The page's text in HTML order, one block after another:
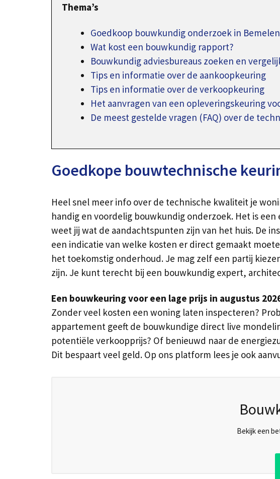
Thema’s
Goedkoop bouwkundig onderzoek in
Wat kost een bouwkundig rapport?
Bouwkundig adviesbureaus zoeken en
Tips en informatie over de aankoopkeuring
Tips en informatie over de verkoopkeuring
Het aanvragen van een opleveringskeuring
De meest gestelde vragen (FAQ) over de
Goedkope bouwtechnische
Heel snel meer info over de technische kwaliteit je
handig en voordelig bouwkundig onderzoek. Het is
weet jij wat de aandachtspunten zijn van het huis. De
een indicatie van welke kosten er direct gemaakt
het toekomstig onderhoud. Je mag zelf een partij
zijn. Je kunt terecht bij een bouwkundig expert,
Een bouwkeuring voor een lage prijs in augustus
Zonder veel kosten een woning laten inspecteren?
appartement geeft de bouwkundige direct live
potentiële verkoopprijs? Of benieuwd naar de
Dit bespaart veel geld. Op ons platform lees je ook
Bekijk een